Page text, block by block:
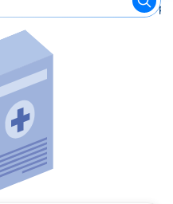
Remédio